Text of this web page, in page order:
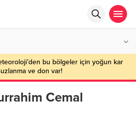
bu bölgeler için yoğun kar
ve don var!
Cemal